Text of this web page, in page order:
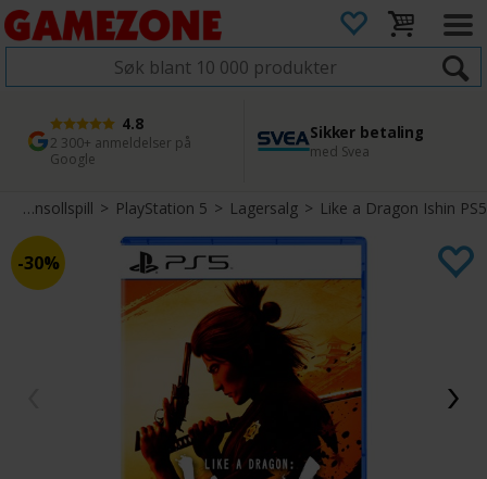
4.8
2 300+ anmeldelser på
Google
Sikker betaling
med Svea
1 dags levering
Bestill innen kl. 12
45 dager returfrist
Enkel retur
Konsollspill > PlayStation 5> Lagersalg> Like a Dragon Ishin PS5
30%